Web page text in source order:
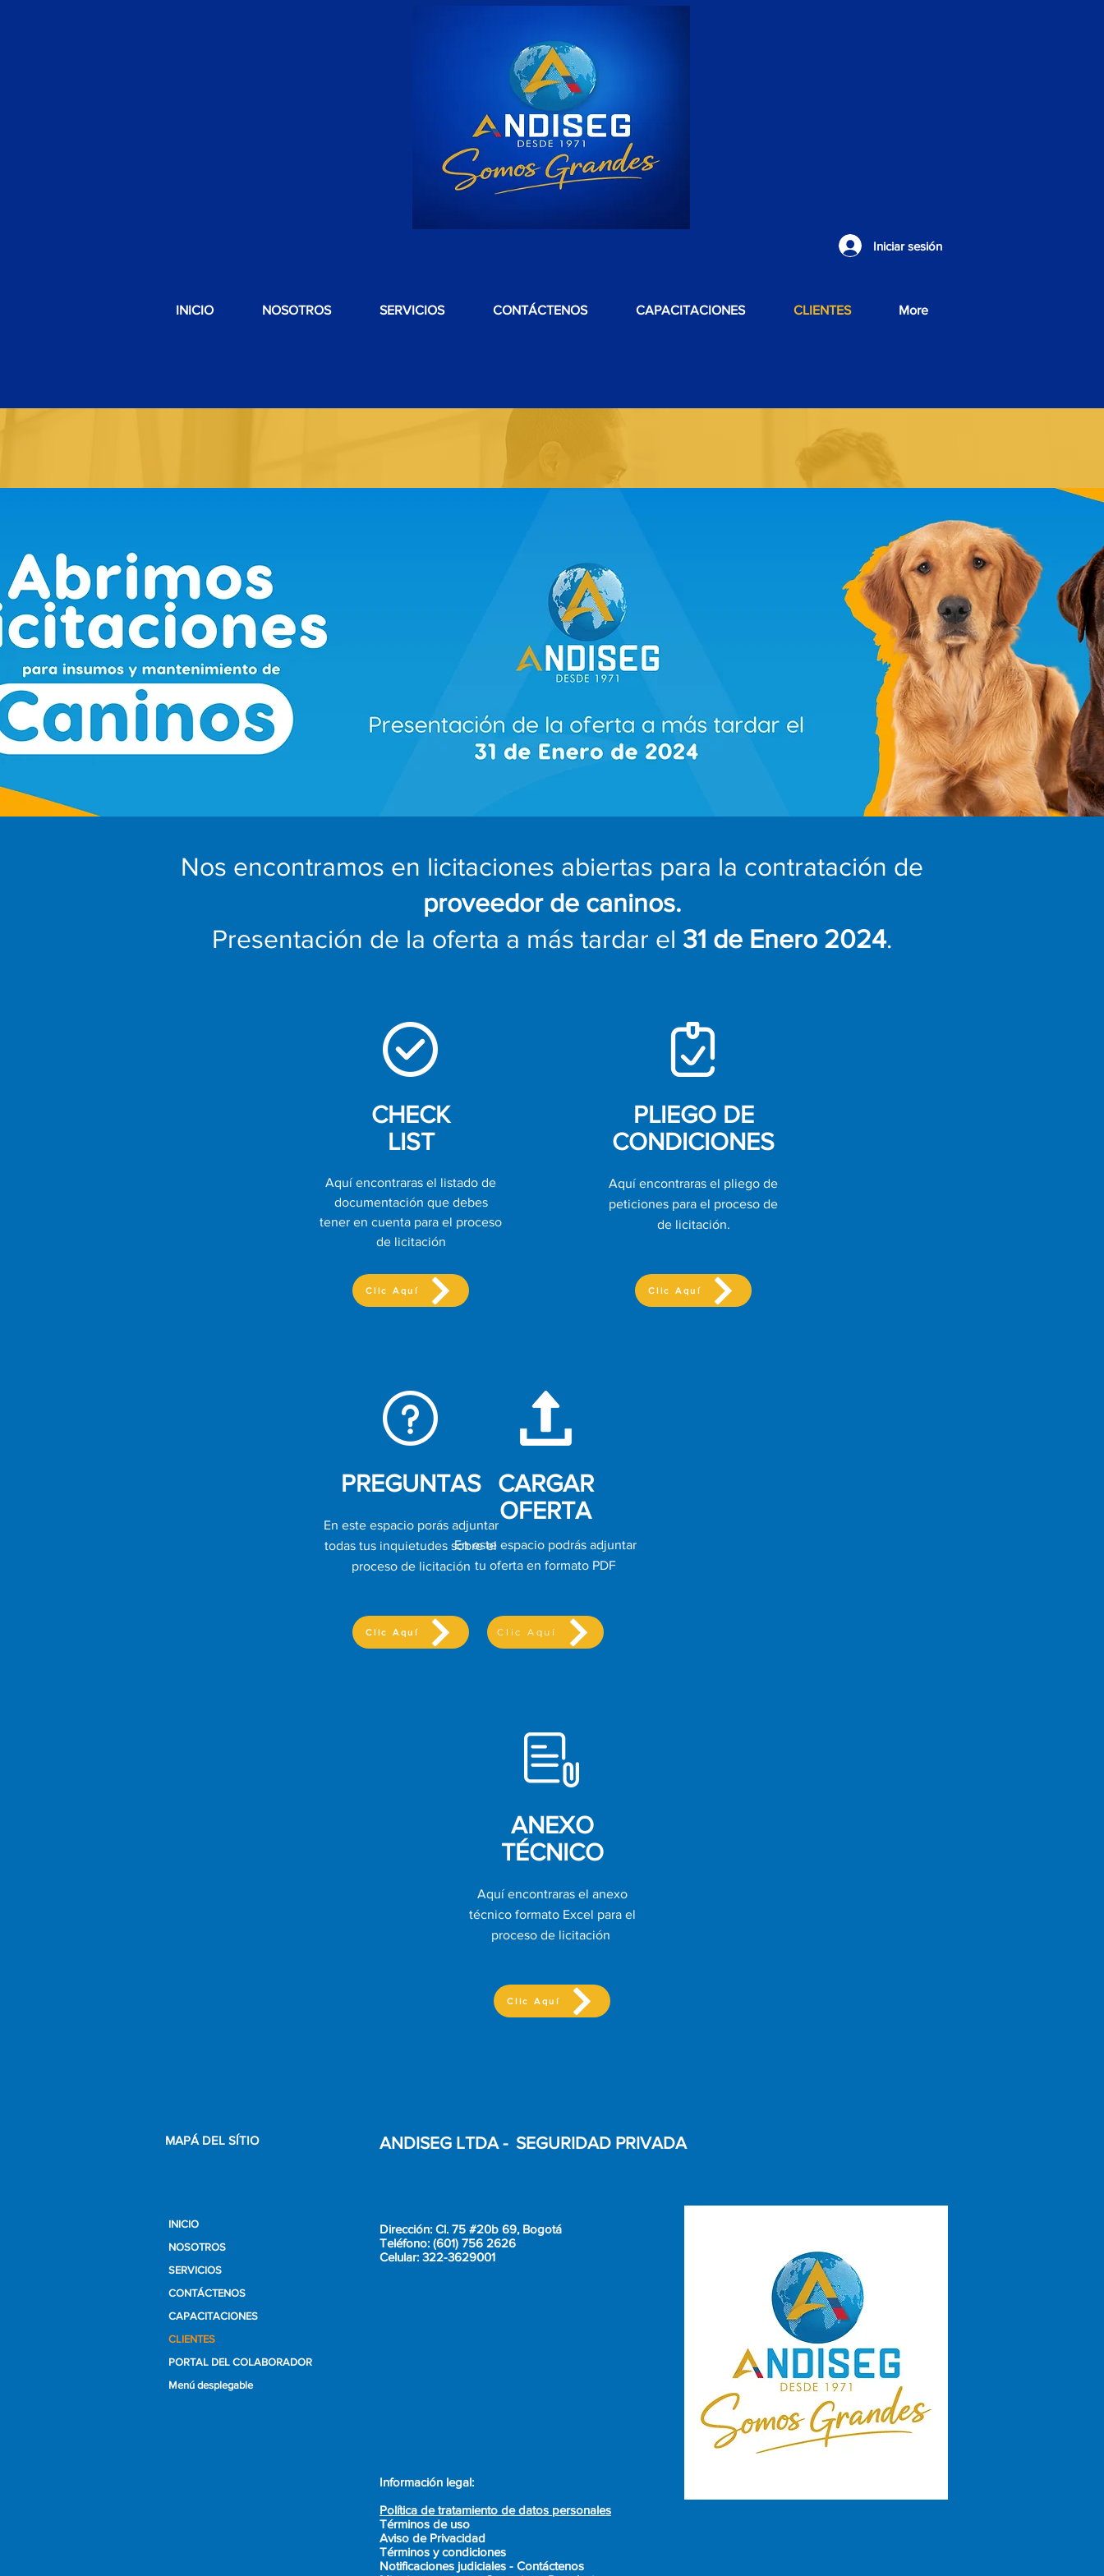
Iniciar sesión
INICIO NOSOTROS SERVICIOS CONTÁCTENOS CAPACITACIONES CLIENTES More
LICITACIONES CANINOS
Nos encontramos en licitaciones abiertas para la contratación de
proveedor de caninos.
Presentación de la oferta a más tardar el 31 de Enero 2024.
CHECK
LIST
Aquí encontraras el listado de
documentación que debes
tener en cuenta para el proceso
de licitación
Clic Aquí
PREGUNTAS
En este espacio porás adjuntar
todas tus inquietudes sobre el
proceso de licitación
Clic Aquí
PLIEGO DE
CONDICIONES
Aquí encontraras el pliego de
peticiones para el proceso de
de licitación.
Clic Aquí
ANEXO
TÉCNICO
Aquí encontraras el anexo
técnico formato Excel para el
proceso de licitación
Clic Aquí
Clic Aquí
En este espacio podrás adjuntar
tu oferta en formato PDF
CARGAR
OFERTA
ANDISEG LTDA - SEGURIDAD PRIVADA
MAPÁ DEL SÍTIO
INICIO
NOSOTROS
SERVICIOS
CONTÁCTENOS
CAPACITACIONES
CLIENTES
PORTAL DEL COLABORADOR
Menú desplegable
Dirección: Cl. 75 #20b 69, Bogotá
Teléfono: (601) 756 2626
Celular: 322-3629001
Información legal:
Política de tratamiento de datos personales
Términos de uso
Aviso de Privacidad
Términos y condiciones
Notificaciones judiciales - Contáctenos